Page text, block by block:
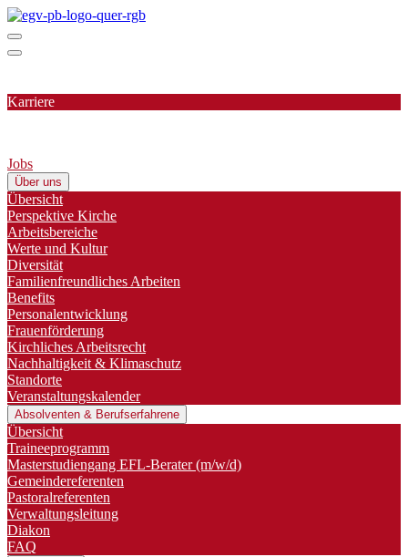
Karriere
Jobs
Über uns
Übersicht
Perspektive Kirche
Arbeitsbereiche
Werte und Kultur
Diversität
Familienfreundliches Arbeiten
Benefits
Personalentwicklung
Frauenförderung
Kirchliches Arbeitsrecht
Nachhaltigkeit & Klimaschutz
Standorte
Veranstaltungskalender
Absolventen & Berufserfahrene
Übersicht
Traineeprogramm
Master­studiengang EFL-Berater (m/w/d)
Gemeindereferenten
Pastoralreferenten
Verwaltungsleitung
Diakon
FAQ